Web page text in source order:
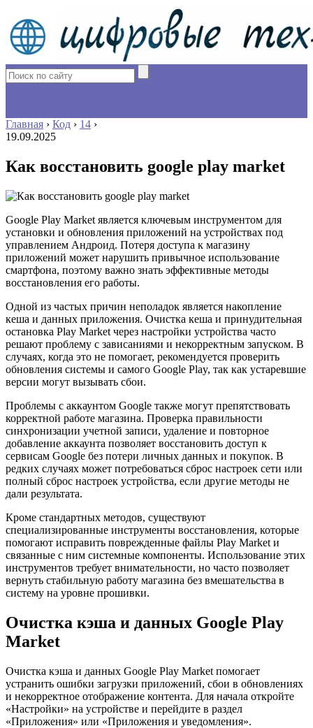
Главная › Код › 14 ›
19.09.2025
Как восстановить google play market
Google Play Market является ключевым инструментом для
установки и обновления приложений на устройствах под
управлением Андроид. Потеря доступа к магазину
приложений может нарушить привычное использование
смартфона, поэтому важно знать эффективные методы
восстановления его работы.
Одной из частых причин неполадок является накопление
кеша и данных приложения. Очистка кеша и принудительная
остановка Play Market через настройки устройства часто
решают проблему с зависаниями и некорректным запуском. В
случаях, когда это не помогает, рекомендуется проверить
обновления системы и самого Google Play, так как устаревшие
версии могут вызывать сбои.
Проблемы с аккаунтом Google также могут препятствовать
корректной работе магазина. Проверка правильности
синхронизации учетной записи, удаление и повторное
добавление аккаунта позволяет восстановить доступ к
сервисам Google без потери личных данных и покупок. В
редких случаях может потребоваться сброс настроек сети или
полный сброс настроек устройства, если другие методы не
дали результата.
Кроме стандартных методов, существуют
специализированные инструменты восстановления, которые
помогают исправить поврежденные файлы Play Market и
связанные с ним системные компоненты. Использование этих
инструментов требует внимательности, но часто позволяет
вернуть стабильную работу магазина без вмешательства в
систему на уровне прошивки.
Очистка кэша и данных Google Play
Market
Очистка кэша и данных Google Play Market помогает
устранить ошибки загрузки приложений, сбои в обновлениях
и некорректное отображение контента. Для начала откройте
«Настройки» на устройстве и перейдите в раздел
«Приложения» или «Приложения и уведомления».